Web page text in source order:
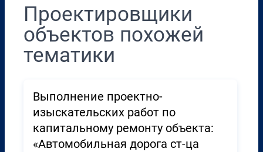
Проектировщики
объектов похожей
тематики
Выполнение проектно-
изыскательских работ по
капитальному ремонту объекта:
«Автомобильная дорога ст-ца